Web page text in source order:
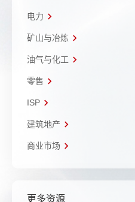
电力
矿山与冶炼
油气与化工
零售
ISP
建筑地产
商业市场
更多资源